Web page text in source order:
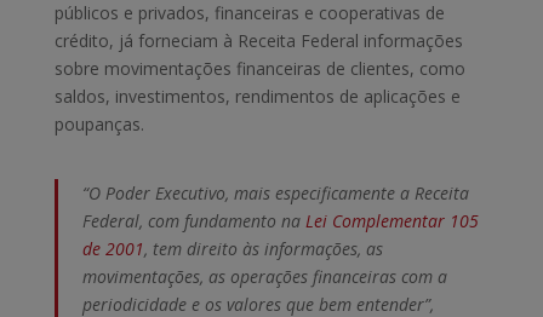
públicos e privados, financeiras e cooperativas de
crédito, já forneciam à Receita Federal informações
sobre movimentações financeiras de clientes, como
saldos, investimentos, rendimentos de aplicações e
poupanças.
“O Poder Executivo, mais especificamente a Receita
Federal, com fundamento na Lei Complementar 105
de 2001, tem direito às informações, as
movimentações, as operações financeiras com a
periodicidade e os valores que bem entender”,